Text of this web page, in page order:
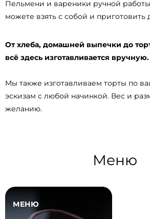
Пельмени и вареники ручной
можете взять с собой и приготовить
От хлеба, домашней выпечки до
всё здесь изготавливается вручную.
Мы также изготавливаем торты по
эскизам с любой начинкой. Вес и
желанию.
Меню
МЕНЮ